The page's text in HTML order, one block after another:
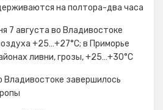
на полтора-два часа
7 августа во Владивостоке
+25…+27°С; в Приморье
ливни, грозы, +25…+30°C
Владивостоке завершилось